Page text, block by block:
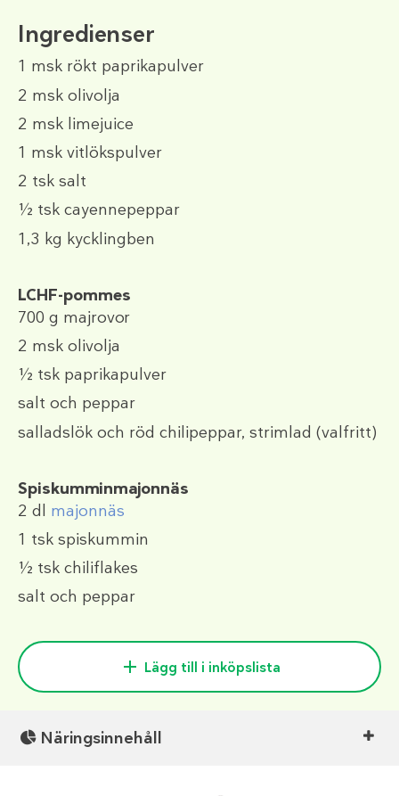
Ingredienser
1 msk rökt paprikapulver
2 msk olivolja
2 msk limejuice
1 msk vitlökspulver
2 tsk salt
½ tsk cayennepeppar
1,3 kg kycklingben
LCHF-pommes
700 g majrovor
2 msk olivolja
½ tsk paprikapulver
salt och peppar
salladslök och röd chilipeppar, strimlad (valfritt)
Spiskumminmajonnäs
2 dl majonnäs
1 tsk spiskummin
½ tsk chiliflakes
salt och peppar
Lägg till i inköpslista
Näringsinnehåll